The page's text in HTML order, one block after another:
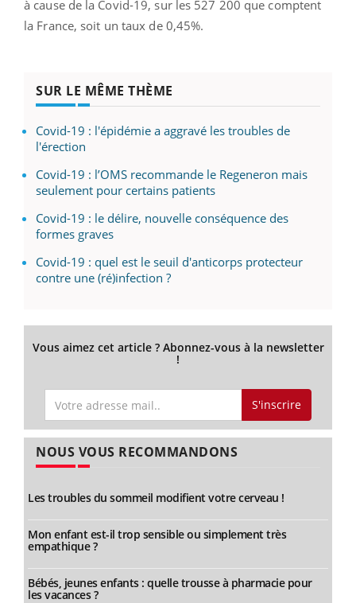
à cause de la Covid-19, sur les 527 200 que comptent
la France, soit un taux de 0,45%.
SUR LE MÊME THÈME
Covid-19 : l'épidémie a aggravé les troubles de
l'érection
Covid-19 : l’OMS recommande le Regeneron mais
seulement pour certains patients
Covid-19 : le délire, nouvelle conséquence des
formes graves
Covid-19 : quel est le seuil d'anticorps protecteur
contre une (ré)infection ?
Vous aimez cet article ? Abonnez-vous à la newsletter
!
S'inscrire
NOUS VOUS RECOMMANDONS
Les troubles du sommeil modifient votre cerveau !
Mon enfant est-il trop sensible ou simplement très
empathique ?
Bébés, jeunes enfants : quelle trousse à pharmacie pour
les vacances ?